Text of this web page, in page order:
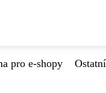
pro e-shopy Ostatní